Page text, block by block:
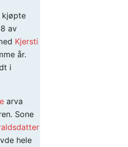
kjøpte
av
Kjersti
år.
i
arva
Sone
hele